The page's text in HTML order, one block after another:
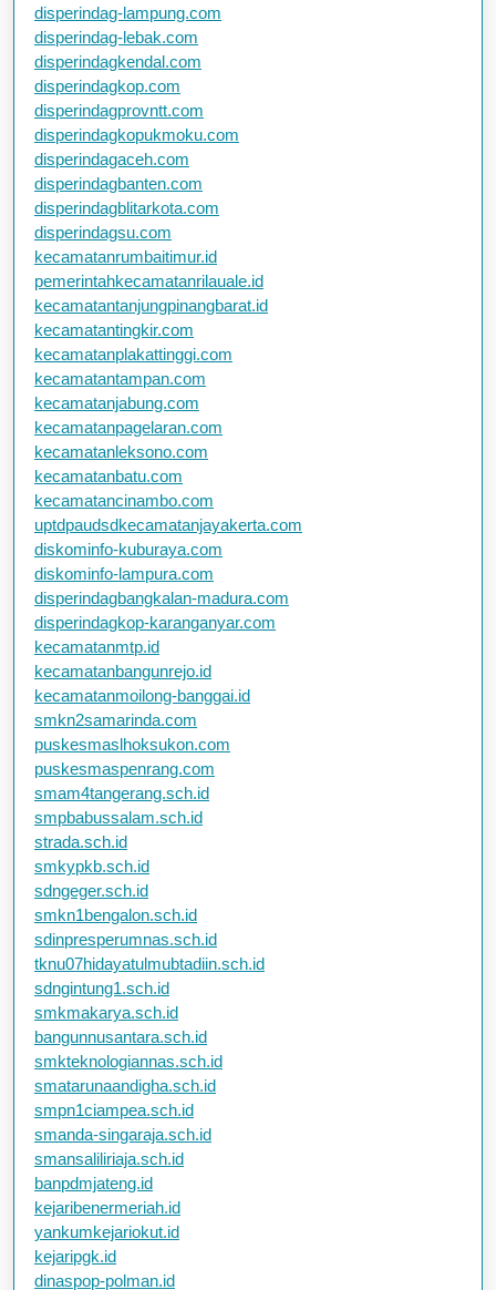
disperindag-lampung.com
disperindag-lebak.com
disperindagkendal.com
disperindagkop.com
disperindagprovntt.com
disperindagkopukmoku.com
disperindagaceh.com
disperindagbanten.com
disperindagblitarkota.com
disperindagsu.com
kecamatanrumbaitimur.id
pemerintahkecamatanrilauale.id
kecamatantanjungpinangbarat.id
kecamatantingkir.com
kecamatanplakattinggi.com
kecamatantampan.com
kecamatanjabung.com
kecamatanpagelaran.com
kecamatanleksono.com
kecamatanbatu.com
kecamatancinambo.com
uptdpaudsdkecamatanjayakerta.com
diskominfo-kuburaya.com
diskominfo-lampura.com
disperindagbangkalan-madura.com
disperindagkop-karanganyar.com
kecamatanmtp.id
kecamatanbangunrejo.id
kecamatanmoilong-banggai.id
smkn2samarinda.com
puskesmaslhoksukon.com
puskesmaspenrang.com
smam4tangerang.sch.id
smpbabussalam.sch.id
strada.sch.id
smkypkb.sch.id
sdngeger.sch.id
smkn1bengalon.sch.id
sdinpresperumnas.sch.id
tknu07hidayatulmubtadiin.sch.id
sdngintung1.sch.id
smkmakarya.sch.id
bangunnusantara.sch.id
smkteknologiannas.sch.id
smatarunaandigha.sch.id
smpn1ciampea.sch.id
smanda-singaraja.sch.id
smansaliliriaja.sch.id
banpdmjateng.id
kejaribenermeriah.id
yankumkejariokut.id
kejaripgk.id
dinaspop-polman.id